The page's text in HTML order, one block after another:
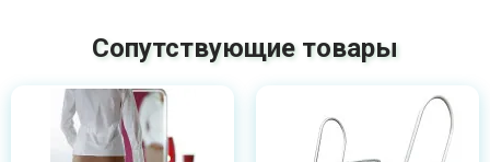
Сопутствующие товары